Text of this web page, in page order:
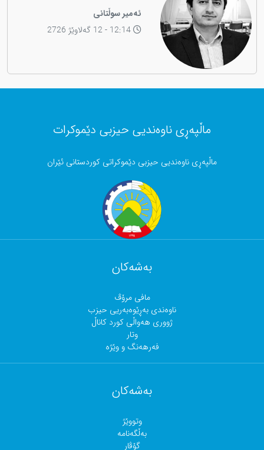
ئەمیر سوڵتانی
12:14 - 12 گەلاوێژ 2726
ماڵپەڕی ناوەندیی حیزبی دێموکرات
ماڵپەڕی ناوەندیی حیزبی دێموکراتی کوردستانی ئێران
بەشەکان
مافی مرۆڤ
ناوەندی بەڕێوەبەریی حیزب
ژووری هەواڵی کورد کاناڵ
وتار
فەرهەنگ و وێژە
بەشەکان
وتووێژ
بەڵگەنامە
گۆڤار